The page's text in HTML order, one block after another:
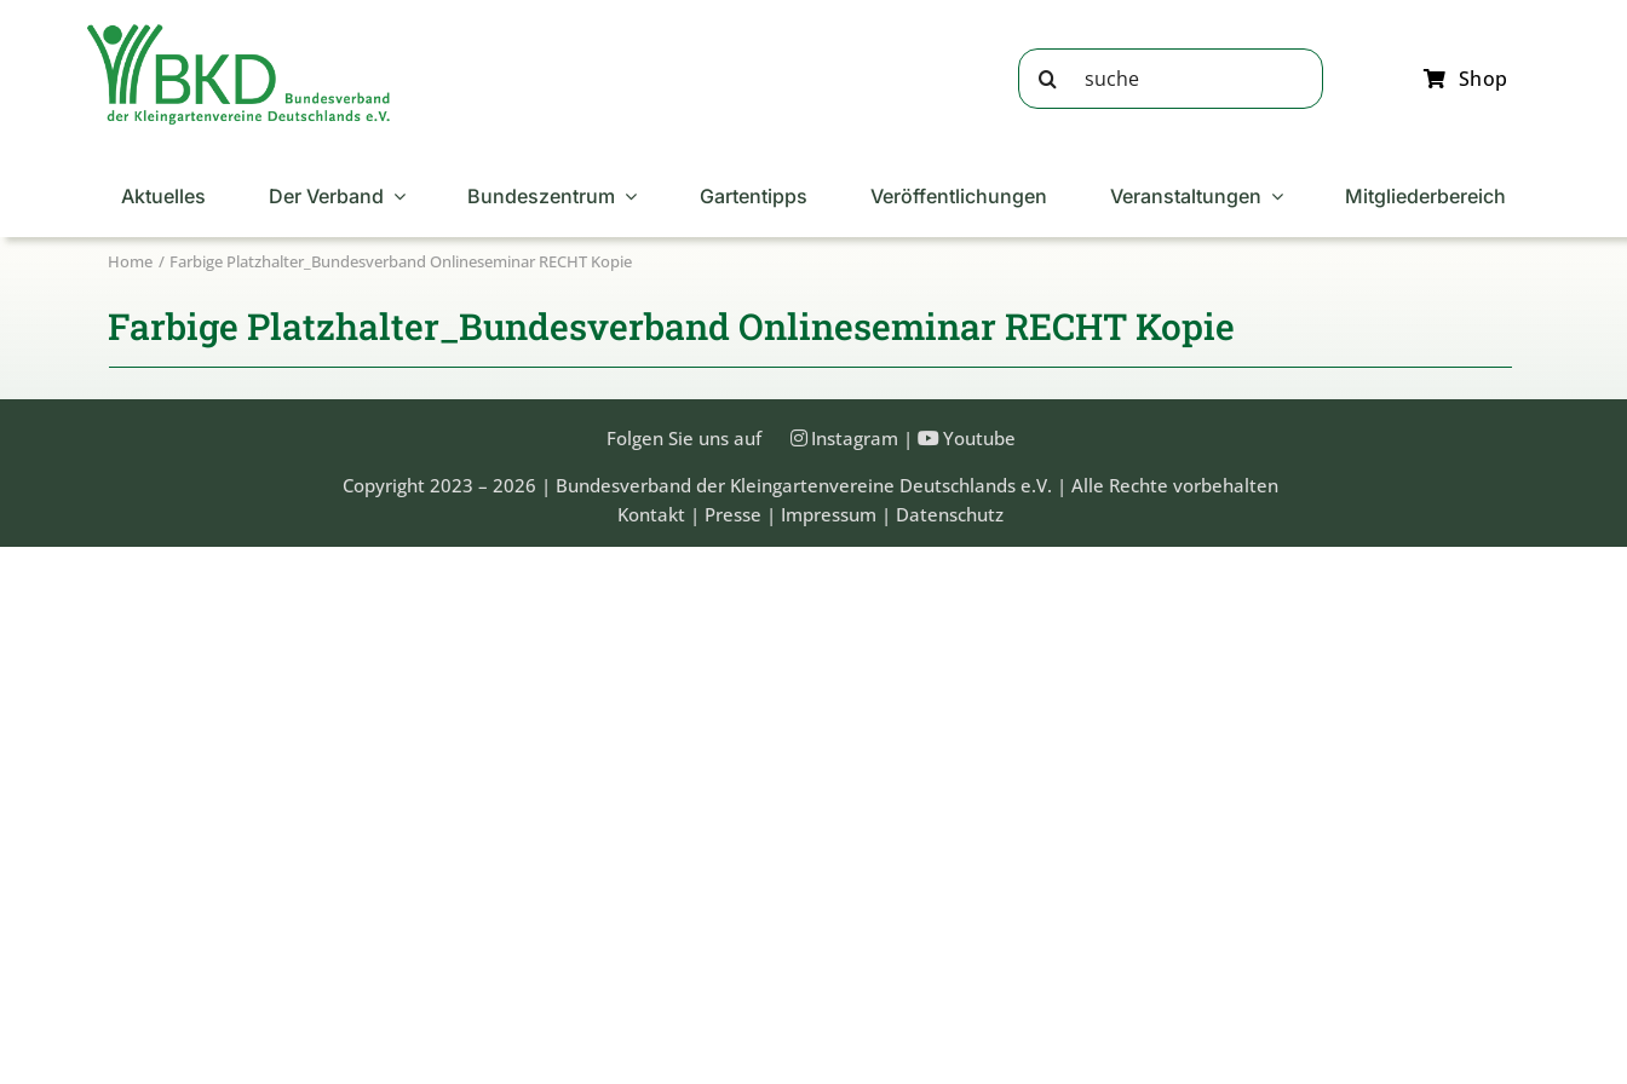
Suche
nach:
Shop
Aktuelles Der Verband Bundeszentrum Gartentipps Veröffentlichungen Veranstaltungen Mitgliederbereich
Home Farbige Platzhalter_Bundesverband Onlineseminar RECHT Kopie
Farbige Platzhalter_Bundesverband Onlineseminar RECHT Kopie
Folgen Sie uns auf Instagram |
Youtube
Copyright 2023 – 2026 | Bundesverband der Kleingartenvereine Deutschlands e.V. | Alle Rechte vorbehalten
Kontakt | Presse | Impressum | Datenschutz